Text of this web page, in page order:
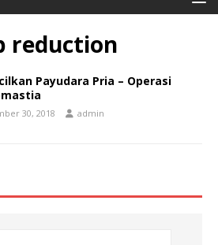
reduction
Payudara Pria – Operasi
30, 2018 admin